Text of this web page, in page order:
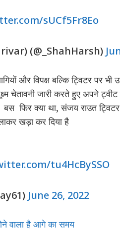
sUCf5Fr8Eo
(@_ShahHarsh)
और विपक्ष बल्कि ट्विटर पर
चेतावनी जारी करते हुए अपने ट्वीट
बस फिर क्या था, संजय राउत
खड़ा कर दिया है
tu4HcBySSO
June 26, 2022
वाला है आगे का समय